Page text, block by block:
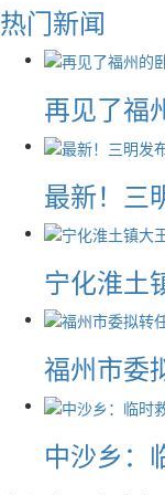
热门新闻
再见了福
最新！三
宁化淮土
福州市委
中沙乡：